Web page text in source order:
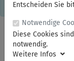
einverstanden,
Entscheiden Sie
Notwendige
Diese Cookies
notwendig.
Weitere Infos